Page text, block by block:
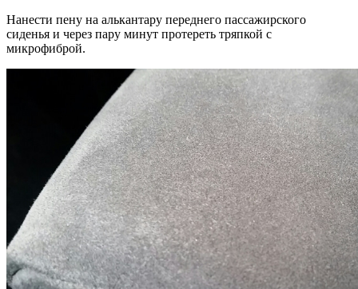
Нанести пену на алькантару переднего пассажирского
сиденья и через пару минут протереть тряпкой с
микрофиброй.